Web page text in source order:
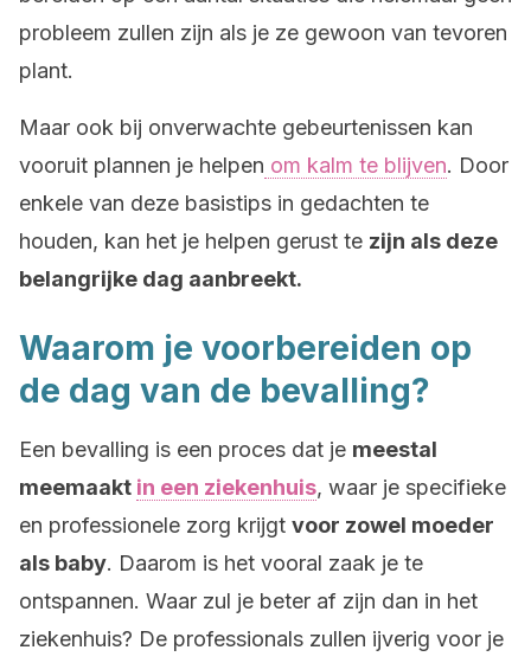
probleem zullen zijn als je ze gewoon van tevoren
plant.
Maar ook bij onverwachte gebeurtenissen kan
vooruit plannen je helpen om kalm te blijven. Door
enkele van deze basistips in gedachten te
houden, kan het je helpen gerust te zijn als deze
belangrijke dag aanbreekt.
Waarom je voorbereiden op
de dag van de bevalling?
Een bevalling is een proces dat je meestal
meemaakt in een ziekenhuis, waar je specifieke
en professionele zorg krijgt voor zowel moeder
als baby. Daarom is het vooral zaak je te
ontspannen. Waar zul je beter af zijn dan in het
ziekenhuis? De professionals zullen ijverig voor je